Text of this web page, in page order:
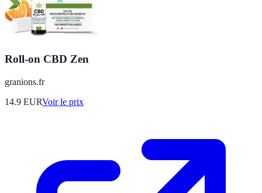
Roll-on CBD Zen
granions.fr
14.9 EURVoir le prix